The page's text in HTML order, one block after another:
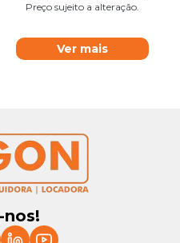
Preço sujeito a alteração.
Ver mais
nos!